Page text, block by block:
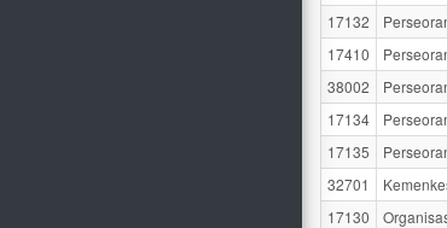
17132
17410
38002
17134
17135
32701
17130